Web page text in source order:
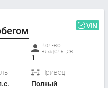
VIN
Кол-во
владельцев
1
Привод
Полный